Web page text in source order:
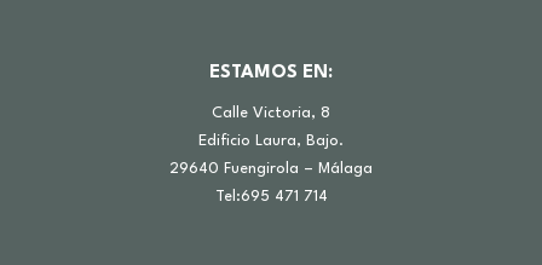
ESTAMOS EN:
Calle Victoria, 8
Edificio Laura, Bajo.
29640 Fuengirola – Málaga
Tel:695 471 714